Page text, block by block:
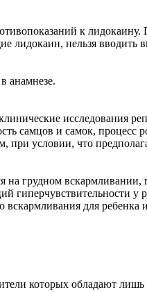
к лидокаину.
лидокаин, нельзя вводить
анамнезе.
исследова­ния
самцов и самок, процесс
при условии, что
на грудном
гиперчувствительности у
для ребенка
которых обла­дают